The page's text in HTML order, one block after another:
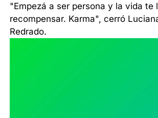
"Empezá a ser persona y la vida te
recompensar. Karma", cerró
Redrado.